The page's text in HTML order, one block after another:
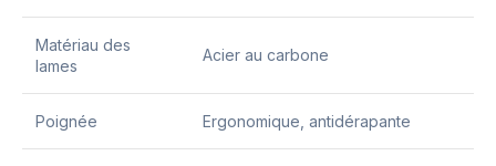
Matériau des
lames
Acier au carbone
Poignée Ergonomique, antidérapante